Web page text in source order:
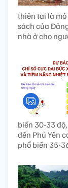
thiên tai là
sách của
nhà ở cho
biến 30-33
đến Phú Yên
phổ biến 35-